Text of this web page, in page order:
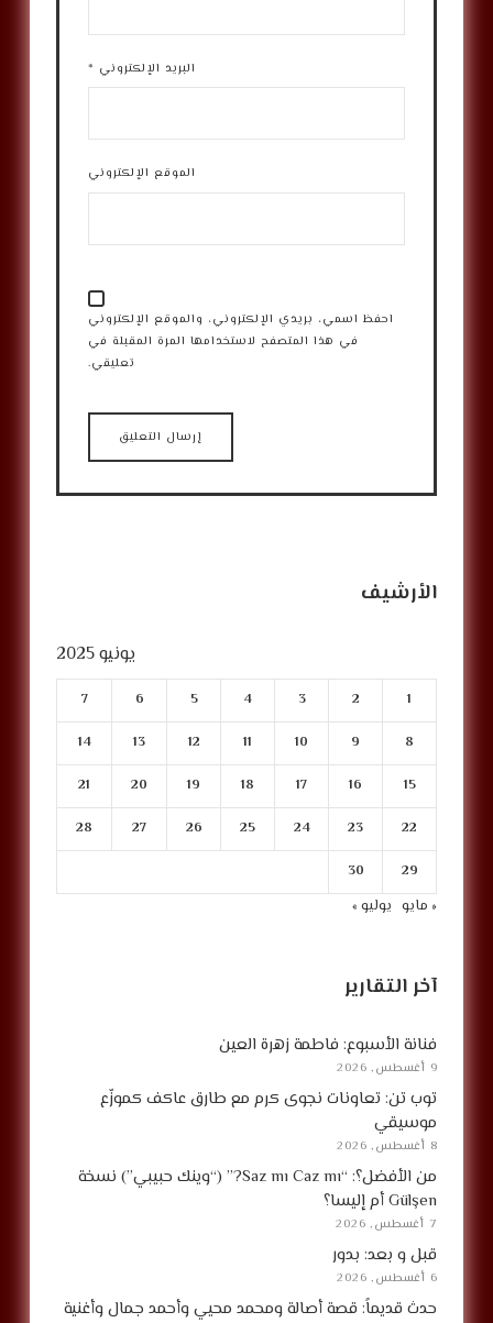
البريد الإلكتروني *
الموقع الإلكتروني
احفظ اسمي، بريدي الإلكتروني، والموقع الإلكتروني
في هذا المتصفح لاستخدامها المرة المقبلة في
تعليقي.
الأرشيف
يونيو 2025
1
2
3
4
5
6
7
8
9
10
11
12
13
14
15
16
17
18
19
20
21
22
23
24
25
26
27
28
29
30
« مايو يوليو »
آخر التقارير
فنانة الأسبوع: فاطمة زهرة العين
9 أغسطس, 2026
توب تن: تعاونات نجوى كرم مع طارق عاكف كموزّع
موسيقي
8 أغسطس, 2026
من الأفضل؟: “Saz mı Caz mı?” (“وينك حبيبي”) نسخة
Gülşen أم إليسا؟
7 أغسطس, 2026
قبل و بعد: بدور
6 أغسطس, 2026
حدث قديماً: قصة أصالة ومحمد محيي وأحمد جمال وأغنية